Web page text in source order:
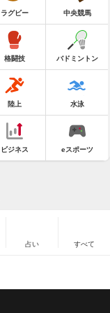
ラグビー 中央競馬
格闘技 バドミントン
陸上 水泳
ビジネス eスポーツ
占い すべて